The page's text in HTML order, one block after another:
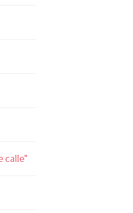
calle"